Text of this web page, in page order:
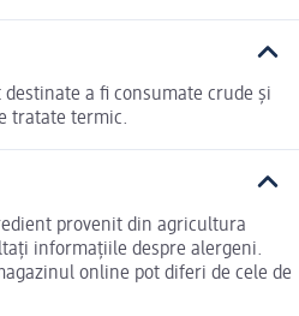
a fi consumate crude și
tratate termic.
provenit din agricultura
informațiile despre alergeni.
online pot diferi de cele de